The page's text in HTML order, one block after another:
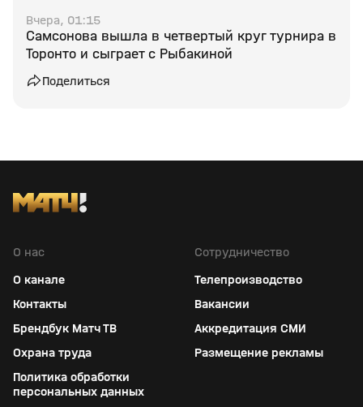
Вчера, 01:15
Самсонова вышла в четвертый круг турнира в
Торонто и сыграет с Рыбакиной
Поделиться
О нас
О канале
Контакты
Брендбук Матч ТВ
Охрана труда
Политика обработки
персональных данных
Сотрудничество
Телепроизводство
Вакансии
Аккредитация СМИ
Размещение рекламы